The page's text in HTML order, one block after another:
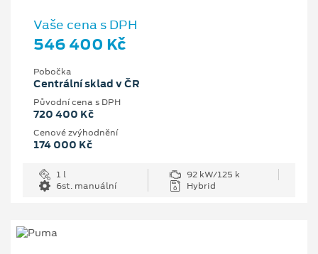
Vaše cena s DPH
546 400 Kč
Pobočka
Centrální sklad v ČR
Původní cena s DPH
720 400 Kč
Cenové zvýhodnění
174 000 Kč
1 l
92 kW/125 k
6st. manuální
Hybrid